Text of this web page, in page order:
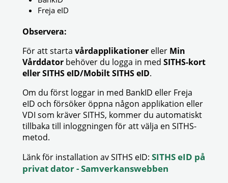
Freja eID
Observera:
För att starta vårdapplikationer eller Min
Vårddator behöver du logga in med SITHS-kort
eller SITHS eID/Mobilt SITHS eID.
Om du först loggar in med BankID eller Freja
eID och försöker öppna någon applikation eller
VDI som kräver SITHS, kommer du automatiskt
tillbaka till inloggningen för att välja en SITHS-
metod.
Länk för installation av SITHS eID: SITHS eID på
privat dator - Samverkanswebben